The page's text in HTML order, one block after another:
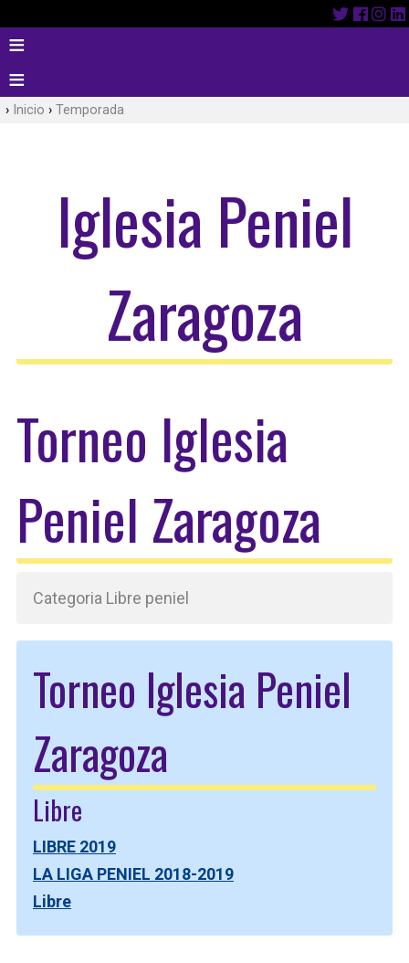
Inicio Temporada
Iglesia Peniel
Zaragoza
Torneo Iglesia
Peniel Zaragoza
Categoria Libre peniel
Torneo Iglesia Peniel
Zaragoza
Libre
LIBRE 2019
LA LIGA PENIEL 2018-2019
Libre